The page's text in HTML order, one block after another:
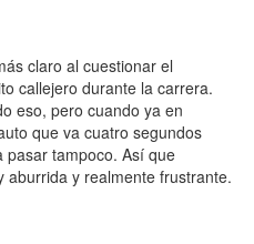
claro al cuestionar el
callejero durante la carrera.
eso, pero cuando ya en
que va cuatro segundos
pasar tampoco. Así que
y realmente frustrante.